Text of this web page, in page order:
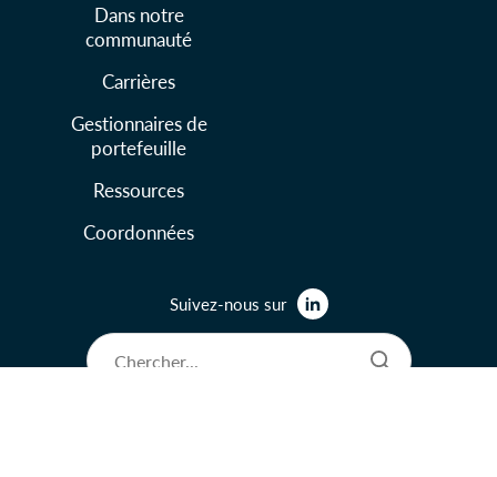
Dans notre
communauté
Carrières
Gestionnaires de
portefeuille
Ressources
Coordonnées
Suivez-nous sur